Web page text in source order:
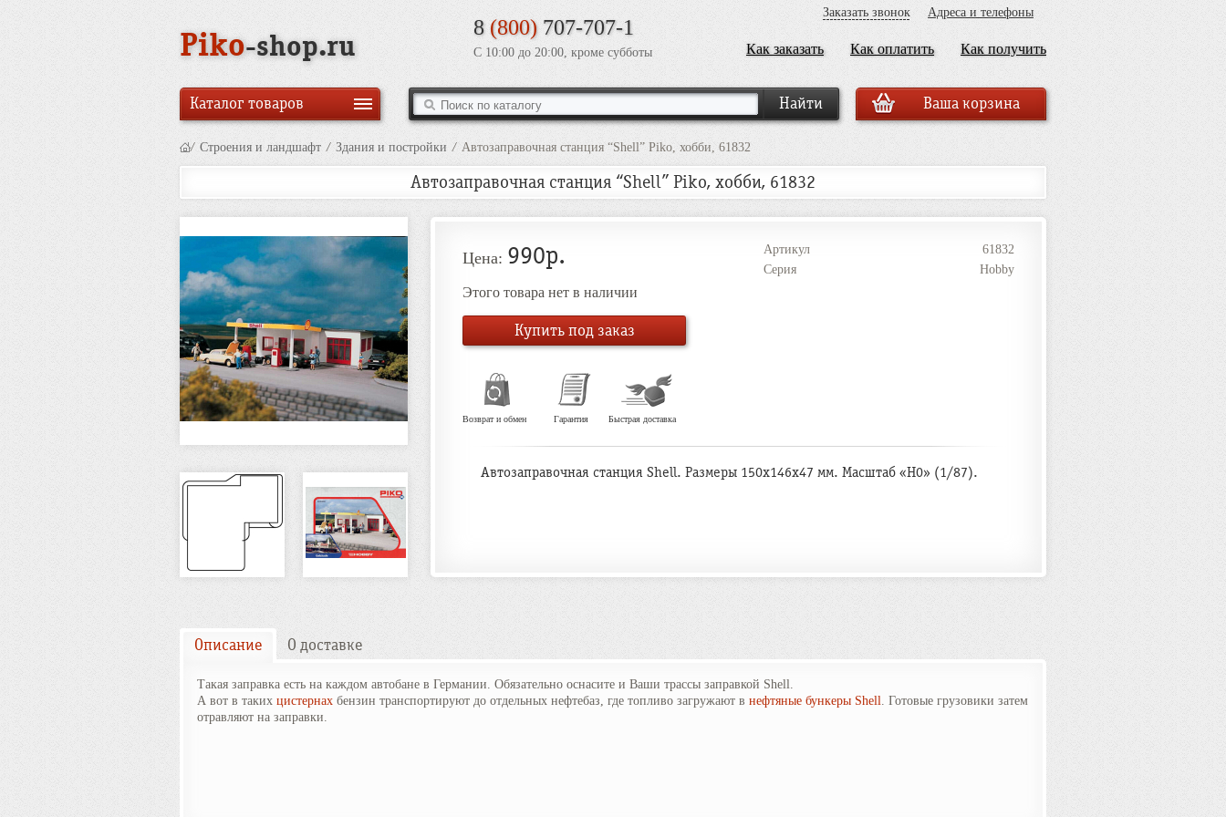
Piko-shop.ru
8 (800)707-707-1
С 10:00 до 20:00, кроме субботы
Адреса и телефоны
Заказать звонок
Как получить
Как оплатить
Как заказать
Каталог товаров Ваша корзина
/ Строения и ландшафт / Здания и постройки / Автозаправочная станция “Shell” Piko, хобби, 61832
Автозаправочная станция “Shell” Piko, хобби, 61832
Артикул
61832
Серия
Hobby
Цена: 990р.
Этого товара нет в наличии
Купить под заказ
Возврат и обмен Гарантия Быстрая доставка
Автозаправочная станция Shell. Размеры 150х146х47 мм. Масштаб «H0» (1/87).
Описание О доставке
Такая заправка есть на каждом автобане в Германии. Обязательно оснасите и Ваши трассы заправкой Shell.
А вот в таких цистернах бензин транспортируют до отдельных нефтебаз, где топливо загружают в нефтяные бункеры Shell. Готовые грузовики затем
отравляют на заправки.